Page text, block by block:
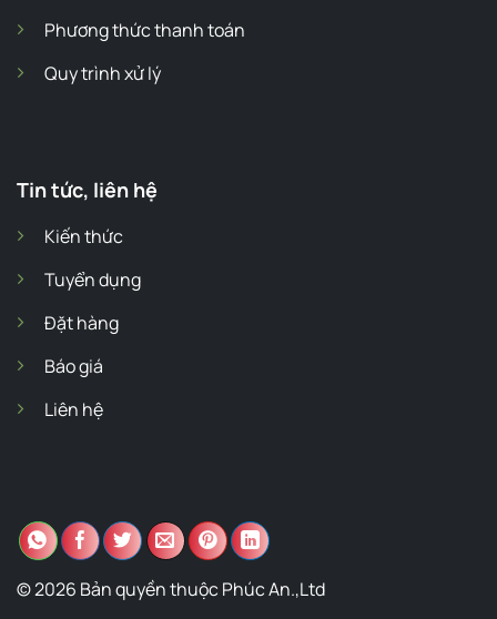
Phương thức thanh toán
Quy trình xử lý
Tin tức, liên hệ
Kiến thức
Tuyển dụng
Đặt hàng
Báo giá
Liên hệ
© 2026 Bản quyền thuộc Phúc An.,Ltd